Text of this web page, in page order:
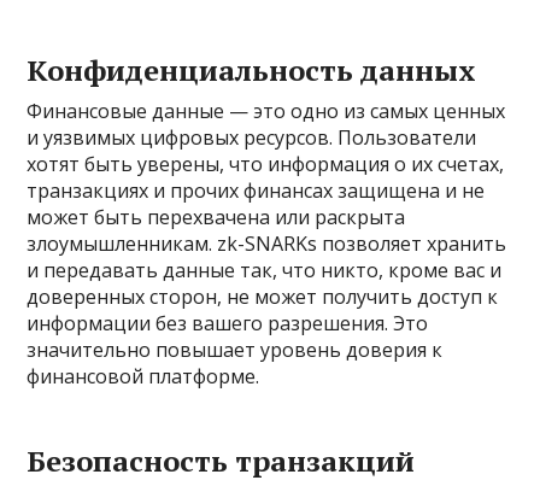
Конфиденциальность данных
Финансовые данные — это одно из самых ценных
и уязвимых цифровых ресурсов. Пользователи
хотят быть уверены, что информация о их счетах,
транзакциях и прочих финансах защищена и не
может быть перехвачена или раскрыта
злоумышленникам. zk-SNARKs позволяет хранить
и передавать данные так, что никто, кроме вас и
доверенных сторон, не может получить доступ к
информации без вашего разрешения. Это
значительно повышает уровень доверия к
финансовой платформе.
Безопасность транзакций